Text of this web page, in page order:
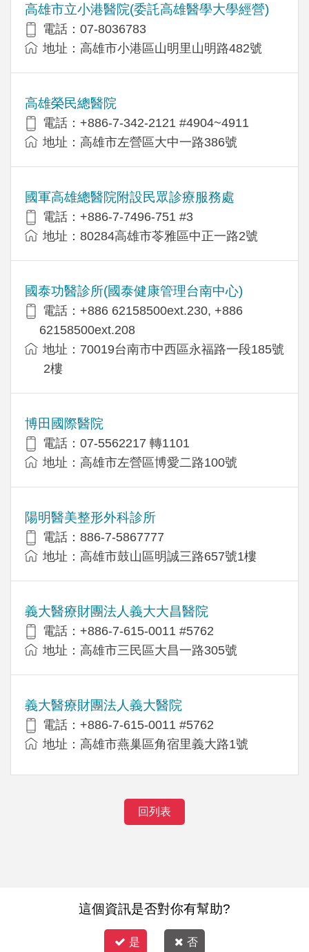
高雄市立小港醫院(委託高雄醫學大學經營)
電話：07-8036783
地址：高雄市小港區山明里山明路482號
高雄榮民總醫院
電話：+886-7-342-2121 #4904~4911
地址：高雄市左營區大中一路386號
國軍高雄總醫院附設民眾診療服務處
電話：+886-7-7496-751 #3
地址：80284高雄市苓雅區中正一路2號
國泰功醫診所(國泰健康管理台南中心)
電話：+886 62158500ext.230, +886
62158500ext.208
地址：70019台南市中西區永福路一段185號
2樓
博田國際醫院
電話：07-5562217 轉1101
地址：高雄市左營區博愛二路100號
陽明醫美整形外科診所
電話：886-7-5867777
地址：高雄市鼓山區明誠三路657號1樓
義大醫療財團法人義大大昌醫院
電話：+886-7-615-0011 #5762
地址：高雄市三民區大昌一路305號
義大醫療財團法人義大醫院
電話：+886-7-615-0011 #5762
地址：高雄市燕巢區角宿里義大路1號
回列表
這個資訊是否對你有幫助?
是 否